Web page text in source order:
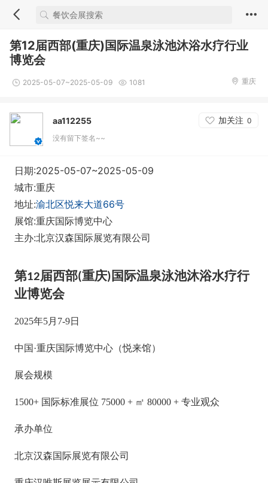
第12届西部(重庆)国际温泉泳池沐浴水疗行业
博览会
2025-05-07~2025-05-09 1081 重庆
aa112255 加关注 0
没有留下签名~~
日期:2025-05-07~2025-05-09
城市:重庆
地址:渝北区悦来大道66号
展馆:重庆国际博览中心
主办:北京汉森国际展览有限公司
第12届西部(重庆) 国际温泉泳池沐浴水疗行
业博览会
2025年5月7-9日
中国 ·重庆国际博览中心（悦来馆）
展会规模
1500+ 国际标准展位 75000 + ㎡ 80000 + 专业观众
承办单位
北京汉森国际展览有限公司